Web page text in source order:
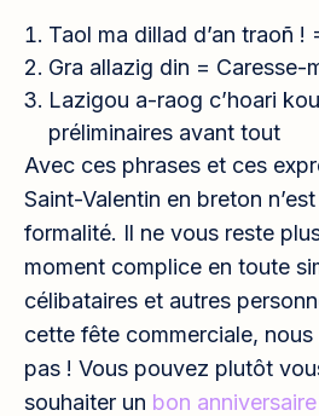
Taol ma dillad d’an traoñ !
Gra allazig din = Caresse-
Lazigou a-raog c’hoari
préliminaires avant tout
Avec ces phrases et ces
Saint-Valentin en breton
formalité. Il ne vous reste
moment complice en toute
célibataires et autres
cette fête commerciale,
pas ! Vous pouvez plutôt
souhaiter un bon